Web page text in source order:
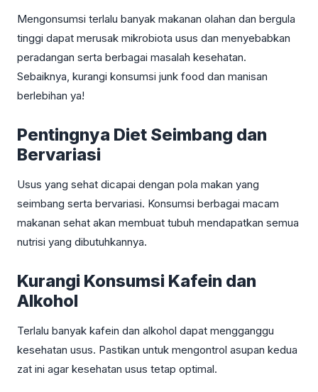
Mengonsumsi terlalu banyak makanan olahan dan bergula
tinggi dapat merusak mikrobiota usus dan menyebabkan
peradangan serta berbagai masalah kesehatan.
Sebaiknya, kurangi konsumsi junk food dan manisan
berlebihan ya!
Pentingnya Diet Seimbang dan
Bervariasi
Usus yang sehat dicapai dengan pola makan yang
seimbang serta bervariasi. Konsumsi berbagai macam
makanan sehat akan membuat tubuh mendapatkan semua
nutrisi yang dibutuhkannya.
Kurangi Konsumsi Kafein dan
Alkohol
Terlalu banyak kafein dan alkohol dapat mengganggu
kesehatan usus. Pastikan untuk mengontrol asupan kedua
zat ini agar kesehatan usus tetap optimal.